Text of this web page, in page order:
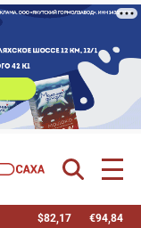
$82,17 €94,84